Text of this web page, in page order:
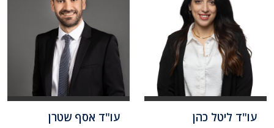
עו"ד ליטל כהן עו"ד אסף שטרן